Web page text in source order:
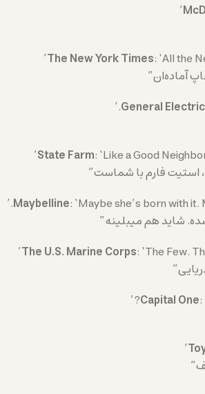
The New York Times: ‘All the
آماده‌ان”
General Electric
State Farm: ‘Like a Good
فارم با شماست”
Maybelline: ‘Maybe she’s born with it.
شاید هم میبلینه”
The U.S. Marine Corps: ‘The Few.
Capital One